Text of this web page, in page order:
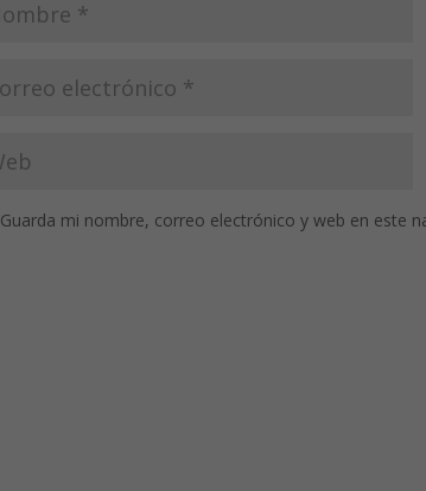
Guarda mi nombre, correo electrónico y web en este